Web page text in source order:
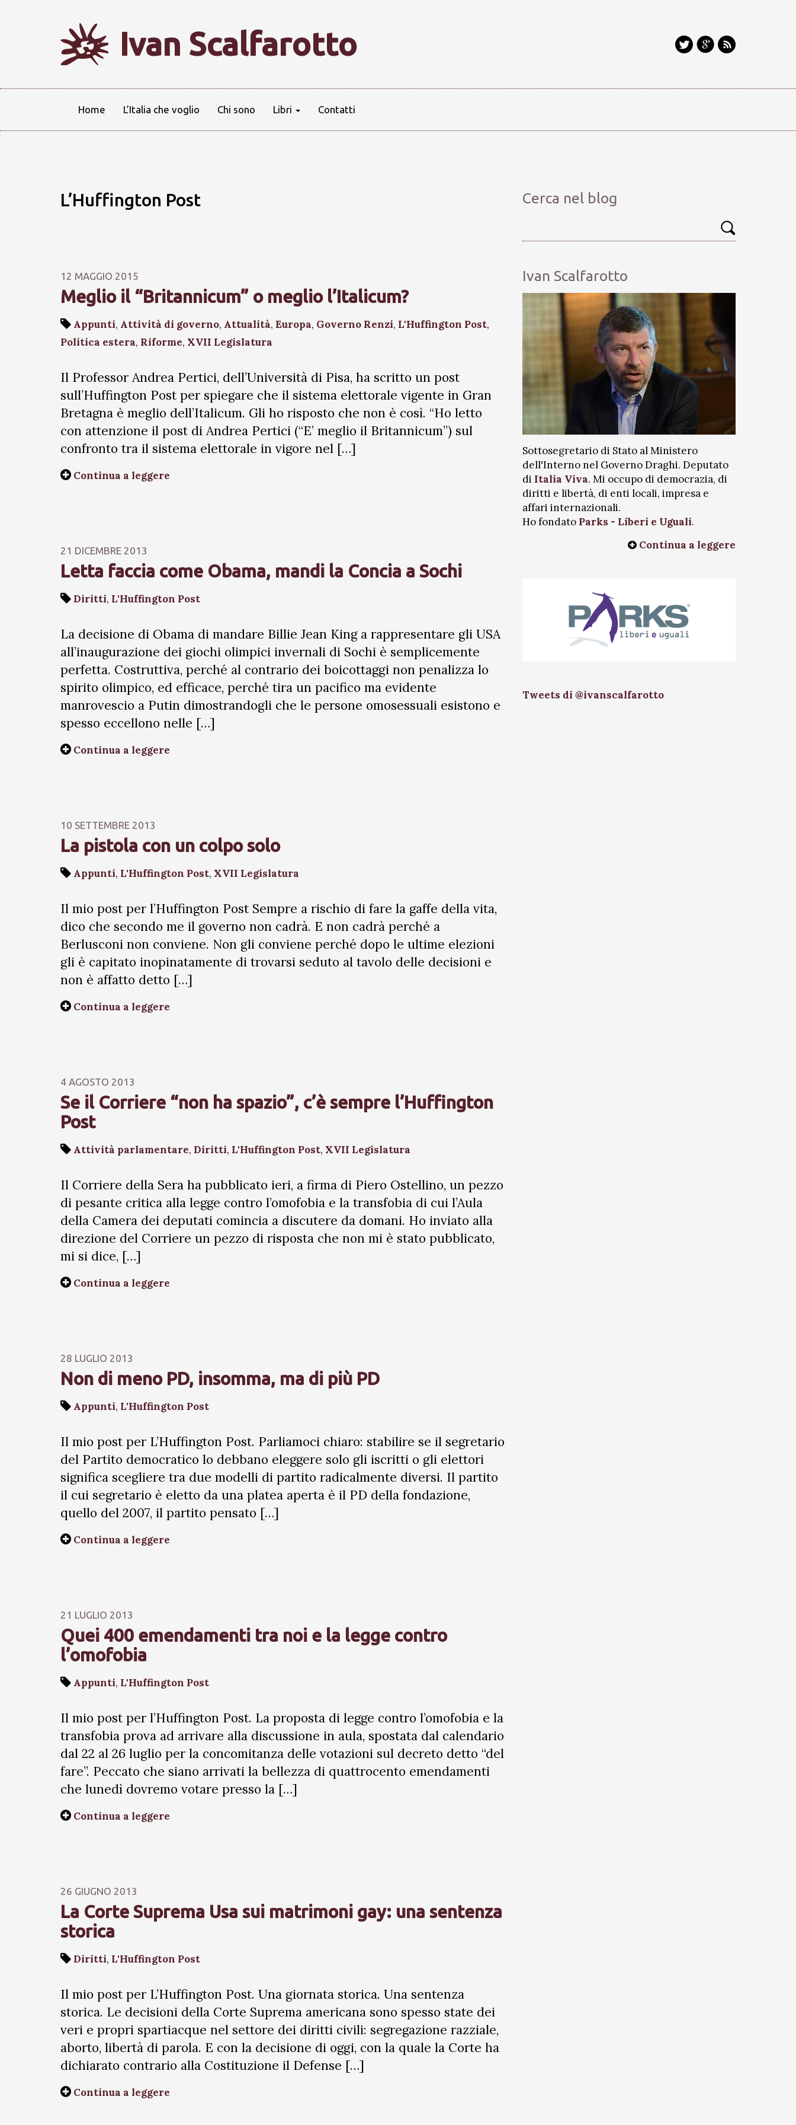
Ivan Scalfarotto
Home L’Italia che voglio Chi sono Libri Contatti
L’Huffington Post
12 MAGGIO 2015
Meglio il “Britannicum” o meglio l’Italicum?
Appunti, Attività di governo, Attualità, Europa, Governo Renzi, L'Huffington Post,
Politica estera, Riforme, XVII Legislatura
Il Professor Andrea Pertici, dell’Università di Pisa, ha scritto un post
sull’Huffington Post per spiegare che il sistema elettorale vigente in Gran
Bretagna è meglio dell’Italicum. Gli ho risposto che non è così. “Ho letto
con attenzione il post di Andrea Pertici (“E’ meglio il Britannicum”) sul
confronto tra il sistema elettorale in vigore nel […]
Continua a leggere
21 DICEMBRE 2013
Letta faccia come Obama, mandi la Concia a Sochi
Diritti, L'Huffington Post
La decisione di Obama di mandare Billie Jean King a rappresentare gli USA
all’inaugurazione dei giochi olimpici invernali di Sochi è semplicemente
perfetta. Costruttiva, perché al contrario dei boicottaggi non penalizza lo
spirito olimpico, ed efficace, perché tira un pacifico ma evidente
manrovescio a Putin dimostrandogli che le persone omosessuali esistono e
spesso eccellono nelle […]
Continua a leggere
10 SETTEMBRE 2013
La pistola con un colpo solo
Appunti, L'Huffington Post, XVII Legislatura
Il mio post per l’Huffington Post Sempre a rischio di fare la gaffe della vita,
dico che secondo me il governo non cadrà. E non cadrà perché a
Berlusconi non conviene. Non gli conviene perché dopo le ultime elezioni
gli è capitato inopinatamente di trovarsi seduto al tavolo delle decisioni e
non è affatto detto […]
Continua a leggere
4 AGOSTO 2013
Se il Corriere “non ha spazio”, c’è sempre l’Huffington
Post
Attività parlamentare, Diritti, L'Huffington Post, XVII Legislatura
Il Corriere della Sera ha pubblicato ieri, a firma di Piero Ostellino, un pezzo
di pesante critica alla legge contro l’omofobia e la transfobia di cui l’Aula
della Camera dei deputati comincia a discutere da domani. Ho inviato alla
direzione del Corriere un pezzo di risposta che non mi è stato pubblicato,
mi si dice, […]
Continua a leggere
28 LUGLIO 2013
Non di meno PD, insomma, ma di più PD
Appunti, L'Huffington Post
Il mio post per L’Huffington Post. Parliamoci chiaro: stabilire se il segretario
del Partito democratico lo debbano eleggere solo gli iscritti o gli elettori
significa scegliere tra due modelli di partito radicalmente diversi. Il partito
il cui segretario è eletto da una platea aperta è il PD della fondazione,
quello del 2007, il partito pensato […]
Continua a leggere
21 LUGLIO 2013
Quei 400 emendamenti tra noi e la legge contro
l’omofobia
Appunti, L'Huffington Post
Il mio post per l’Huffington Post. La proposta di legge contro l’omofobia e la
transfobia prova ad arrivare alla discussione in aula, spostata dal calendario
dal 22 al 26 luglio per la concomitanza delle votazioni sul decreto detto “del
fare”. Peccato che siano arrivati la bellezza di quattrocento emendamenti
che lunedì dovremo votare presso la […]
Continua a leggere
26 GIUGNO 2013
La Corte Suprema Usa sui matrimoni gay: una sentenza
storica
Diritti, L'Huffington Post
Il mio post per L’Huffington Post. Una giornata storica. Una sentenza
storica. Le decisioni della Corte Suprema americana sono spesso state dei
veri e propri spartiacque nel settore dei diritti civili: segregazione razziale,
aborto, libertà di parola. E con la decisione di oggi, con la quale la Corte ha
dichiarato contrario alla Costituzione il Defense […]
Continua a leggere
Cerca nel blog
Ivan Scalfarotto
Sottosegretario di Stato al Ministero
dell'Interno nel Governo Draghi. Deputato
di Italia Viva. Mi occupo di democrazia, di
diritti e libertà, di enti locali, impresa e
affari internazionali.
Ho fondato Parks - Liberi e Uguali.
Continua a leggere
Tweets di @ivanscalfarotto